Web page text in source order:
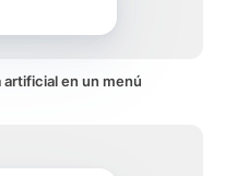
en un menú